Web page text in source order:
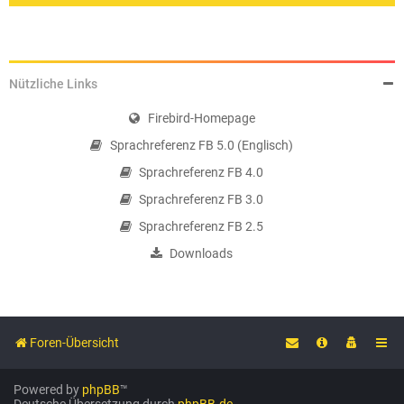
Nützliche Links
Firebird-Homepage
Sprachreferenz FB 5.0 (Englisch)
Sprachreferenz FB 4.0
Sprachreferenz FB 3.0
Sprachreferenz FB 2.5
Downloads
Foren-Übersicht
Powered by phpBB™